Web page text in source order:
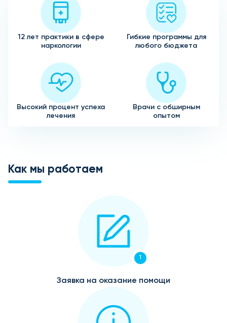
12 лет практики в сфере
наркологии
Гибкие программы для
любого бюджета
Высокий процент успеха
лечения
Врачи с обширным
опытом
Как мы работаем
1
Заявка на оказание помощи